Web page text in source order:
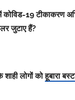
कोविड-19 टीकाकरण
जुटाए हैं?
लोगों कोहूबारा